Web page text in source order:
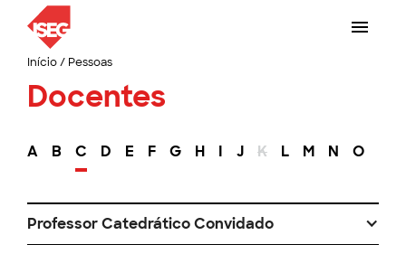
Início/ Pessoas
Docentes
A B C D E F G H I J K L M N O
Professor Catedrático Convidado